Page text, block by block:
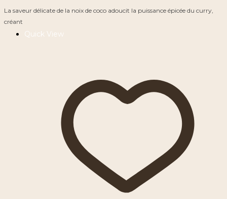
La saveur délicate de la noix de coco adoucit la puissance épicée du curry,
créant
Quick View